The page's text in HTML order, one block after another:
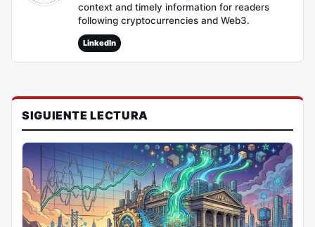
context and timely information for readers
following cryptocurrencies and Web3.
LinkedIn
SIGUIENTE LECTURA